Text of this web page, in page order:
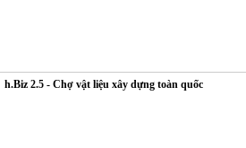
h.Biz 2.5 - Chợ vật liệu xây dựng toàn quốc